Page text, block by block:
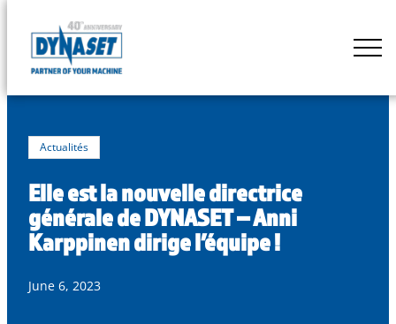
content
DYNASET
Actualités
Elle est la nouvelle directrice
générale de DYNASET – Anni
Karppinen dirige l’équipe !
June 6, 2023